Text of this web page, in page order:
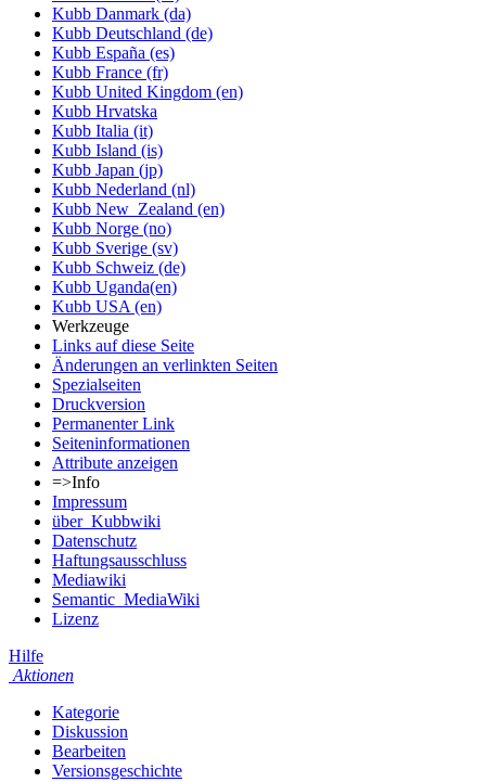
Kubb Danmark (da)
Kubb Deutschland (de)
Kubb España (es)
Kubb France (fr)
Kubb United Kingdom (en)
Kubb Hrvatska
Kubb Italia (it)
Kubb Island (is)
Kubb Japan (jp)
Kubb Nederland (nl)
Kubb New_Zealand (en)
Kubb Norge (no)
Kubb Sverige (sv)
Kubb Schweiz (de)
Kubb Uganda(en)
Kubb USA (en)
Werkzeuge
Links auf diese Seite
Änderungen an verlinkten Seiten
Spezialseiten
Druckversion
Permanenter Link
Seiten­informationen
Attribute anzeigen
=>Info
Impressum
über_Kubbwiki
Datenschutz
Haftungsausschluss
Mediawiki
Semantic_MediaWiki
Lizenz
Hilfe
Aktionen
Kategorie
Diskussion
Bearbeiten
Versionsgeschichte